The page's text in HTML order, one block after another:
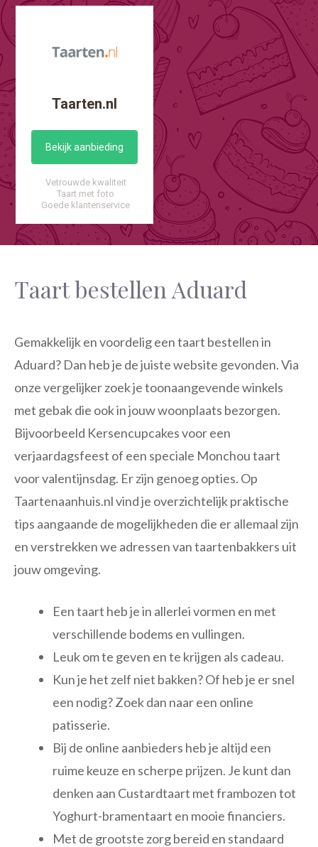
Taarten.nl
Bekijk aanbieding
Vetrouwde kwaliteit
Taart met foto
Goede klantenservice
Taart bestellen Aduard
Gemakkelijk en voordelig een taart bestellen in
Aduard? Dan heb je de juiste website gevonden. Via
onze vergelijker zoek je toonaangevende winkels
met gebak die ook in jouw woonplaats bezorgen.
Bijvoorbeeld Kersencupcakes voor een
verjaardagsfeest of een speciale Monchou taart
voor valentijnsdag. Er zijn genoeg opties. Op
Taartenaanhuis.nl vind je overzichtelijk praktische
tips aangaande de mogelijkheden die er allemaal zijn
en verstrekken we adressen van taartenbakkers uit
jouw omgeving.
Een taart heb je in allerlei vormen en met
verschillende bodems en vullingen.
Leuk om te geven en te krijgen als cadeau.
Kun je het zelf niet bakken? Of heb je er snel
een nodig? Zoek dan naar een online
patisserie.
Bij de online aanbieders heb je altijd een
ruime keuze en scherpe prijzen. Je kunt dan
denken aan Custardtaart met frambozen tot
Yoghurt-bramentaart en mooie financiers.
Met de grootste zorg bereid en standaard